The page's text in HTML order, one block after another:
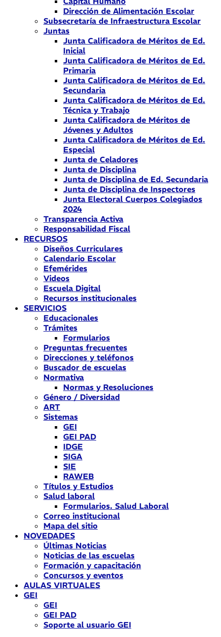
Dirección de Alimentación Escolar
Subsecretaría de Infraestructura Escolar
Juntas
Junta Calificadora de Méritos de Ed.
Inicial
Junta Calificadora de Méritos de Ed.
Primaria
Junta Calificadora de Méritos de Ed.
Secundaria
Junta Calificadora de Méritos de Ed.
Técnica y Trabajo
Junta Calificadora de Méritos de
Jóvenes y Adultos
Junta Calificadora de Méritos de Ed.
Especial
Junta de Celadores
Junta de Disciplina
Junta de Disciplina de Ed. Secundaria
Junta de Disciplina de Inspectores
Junta Electoral Cuerpos Colegiados
2024
Transparencia Activa
Responsabilidad Fiscal
RECURSOS
Diseños Curriculares
Calendario Escolar
Efemérides
Videos
Escuela Digital
Recursos institucionales
SERVICIOS
Educacionales
Trámites
Formularios
Preguntas frecuentes
Direcciones y teléfonos
Buscador de escuelas
Normativa
Normas y Resoluciones
Género / Diversidad
ART
Sistemas
GEI
GEI PAD
IDGE
SIGA
SIE
RAWEB
Títulos y Estudios
Salud laboral
Formularios. Salud Laboral
Correo institucional
Mapa del sitio
NOVEDADES
Últimas Noticias
Noticias de las escuelas
Formación y capacitación
Concursos y eventos
AULAS VIRTUALES
GEI
GEI
GEI PAD
Soporte al usuario GEI